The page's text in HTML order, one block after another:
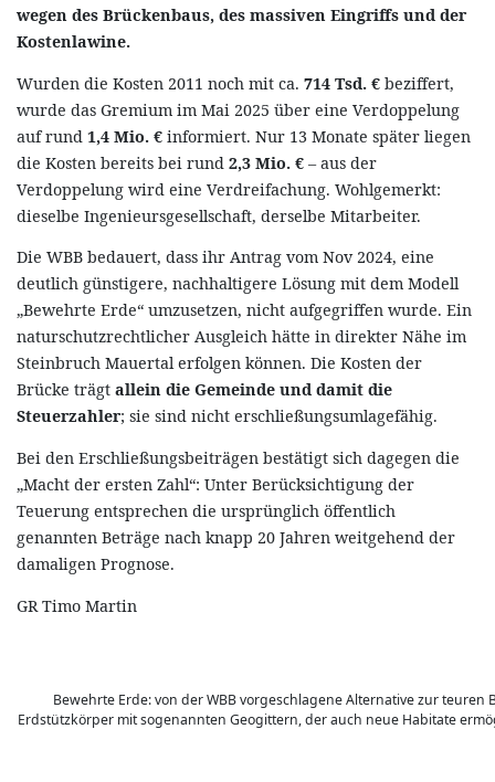
wegen des Brückenbaus, des massiven Eingriffs und der
Kostenlawine.
Wurden die Kosten 2011 noch mit ca. 714 Tsd. € beziffert,
wurde das Gremium im Mai 2025 über eine Verdoppelung
auf rund 1,4 Mio. € informiert. Nur 13 Monate später liegen
die Kosten bereits bei rund 2,3 Mio. € – aus der
Verdoppelung wird eine Verdreifachung. Wohlgemerkt:
dieselbe Ingenieursgesellschaft, derselbe Mitarbeiter.
Die WBB bedauert, dass ihr Antrag vom Nov 2024, eine
deutlich günstigere, nachhaltigere Lösung mit dem Modell
„Bewehrte Erde“ umzusetzen, nicht aufgegriffen wurde. Ein
naturschutzrechtlicher Ausgleich hätte in direkter Nähe im
Steinbruch Mauertal erfolgen können. Die Kosten der
Brücke trägt allein die Gemeinde und damit die
Steuerzahler; sie sind nicht erschließungsumlagefähig.
Bei den Erschließungsbeiträgen bestätigt sich dagegen die
„Macht der ersten Zahl“: Unter Berücksichtigung der
Teuerung entsprechen die ursprünglich öffentlich
genannten Beträge nach knapp 20 Jahren weitgehend der
damaligen Prognose.
GR Timo Martin
Bewehrte Erde: von der WBB vorgeschlagene Alternative zur teuren
Erdstützkörper mit sogenannten Geogittern, der auch neue Habitate